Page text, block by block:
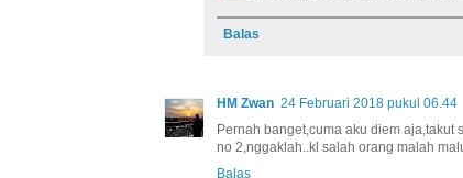
Balas
HM Zwan 24 Februari 2018 pukul 06.44
Pernah banget,cuma aku diem aja,takut
no 2,nggaklah..kl salah orang malah
Balas